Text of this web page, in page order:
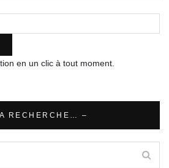
en un clic à tout moment.
RECHERCHE… –